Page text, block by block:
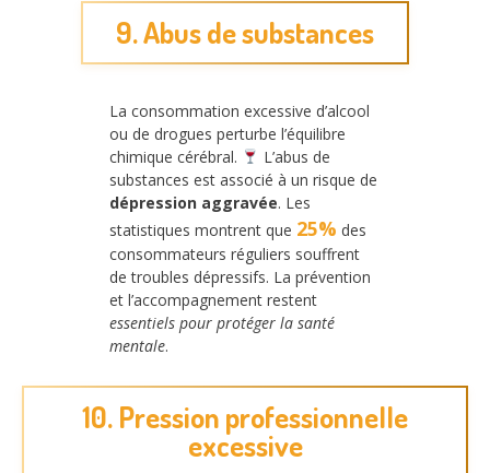
9. Abus de substances
La consommation excessive d’alcool
ou de drogues perturbe l’équilibre
chimique cérébral.
L’abus de
substances est associé à un risque de
dépression aggravée. Les
statistiques montrent que 25% des
consommateurs réguliers souffrent
de troubles dépressifs. La prévention
et l’accompagnement restent
essentiels pour protéger la santé
mentale.
10. Pression professionnelle
excessive